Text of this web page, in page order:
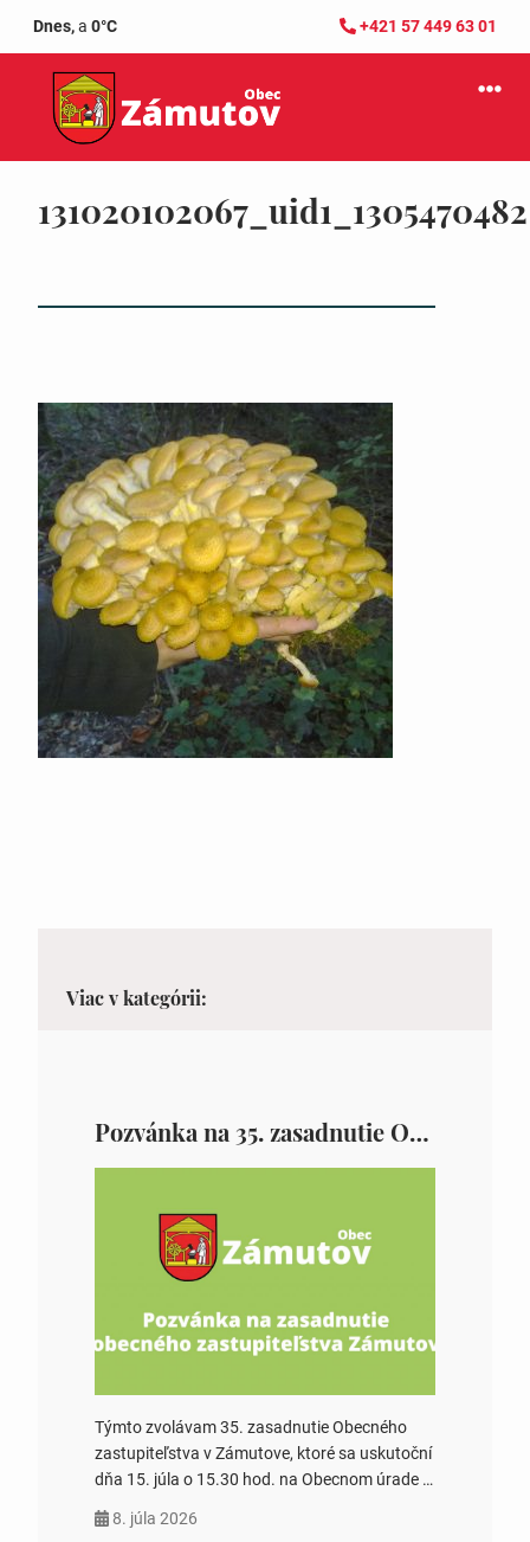
Dnes,a 0°C +421 57 449 63 01
131020102067_uid1_1305470482
Viac v kategórii:
Pozvánka na 35. zasadnutie OZ v Zámutove
Týmto zvolávam 35. zasadnutie Obecného
zastupiteľstva v Zámutove, ktoré sa uskutoční
dňa 15. júla o 15.30 hod. na Obecnom úrade v
rokovania 2. Schválenie návrhovej komisie a
8. júla 2026